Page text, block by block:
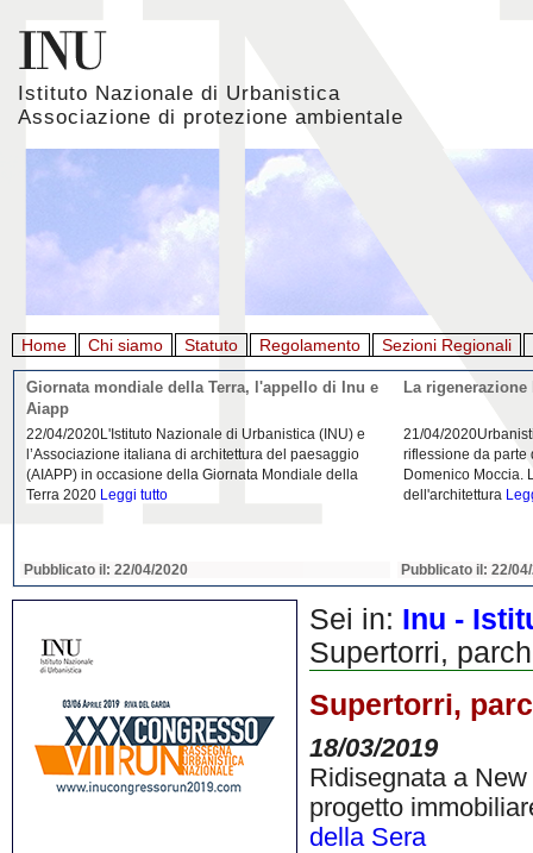
Istituto Nazionale di Urbanistica
Associazione di protezione ambientale
Home Chi siamo Statuto Regolamento Sezioni Regionali
Giornata mondiale della Terra, l'appello di Inu e
Aiapp
22/04/2020L'Istituto Nazionale di Urbanistica (INU) e
l’Associazione italiana di architettura del paesaggio
(AIAPP) in occasione della Giornata Mondiale della
Terra 2020 Leggi tutto
Pubblicato il: 22/04/2020
La
21/04/
riflessione da parte
Domenico Moccia.
dell'architettura
Pubblicato il: 22/
Sei in: Inu -
Supertorri,
Supertorri,
18/03/2019
Ridisegnata a
progetto
della Sera